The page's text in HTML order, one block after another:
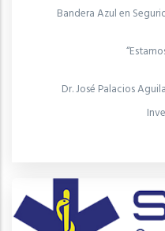
Bandera Azul en
Dr. José Palacios